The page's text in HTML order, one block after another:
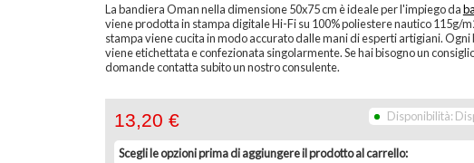
La bandiera Oman nella dimensione 50x75 cm è ideale per l'impiego da
viene prodotta in stampa digitale Hi-Fi su 100% poliestere nautico 115g/
stampa viene cucita in modo accurato dalle mani di esperti artigiani. Ogni
viene etichettata e confezionata singolarmente. Se hai bisogno un
domande contatta subito un nostro consulente.
Disponibilità:
13,20 €
Scegli le opzioni prima di aggiungere il prodotto al carrello: